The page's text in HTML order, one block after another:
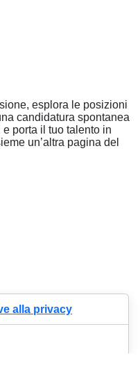
esplora le posizioni
candidatura spontanea
porta il tuo talento in
un’altra pagina del
alla privacy